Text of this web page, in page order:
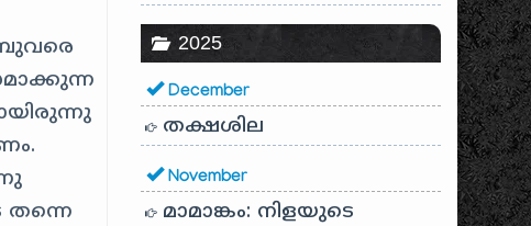
2025
December
തക്ഷശില
November
മാമാങ്കം: നിളയുടെ